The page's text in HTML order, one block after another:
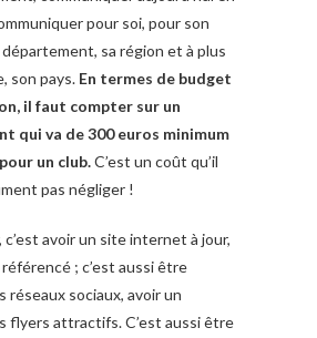
pour soi, pour son
sa région et à plus
son pays. En termes de budget
il faut compter sur un
qui va de 300 euros minimum
un club.C’est un coût qu’il
pas négliger !
c’est avoir un site internet à jour,
; c’est aussi être
réseaux sociaux, avoir un
flyers attractifs. C’est aussi être